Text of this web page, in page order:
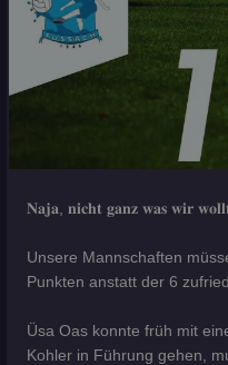
𝐍𝐚𝐣𝐚, 𝐧𝐢𝐜𝐡𝐭 𝐠𝐚𝐧𝐳 𝐰𝐚𝐬 𝐰𝐢𝐫
Unsere Mannschaften
Punkten anstatt der 6
Üsa Oas konnte früh mit
Kohler in Führung gehen,